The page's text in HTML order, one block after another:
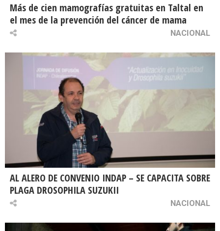
Más de cien mamografías gratuitas en Taltal en
el mes de la prevención del cáncer de mama
NACIONAL
AL ALERO DE CONVENIO INDAP – SE CAPACITA SOBRE
PLAGA DROSOPHILA SUZUKII
NACIONAL